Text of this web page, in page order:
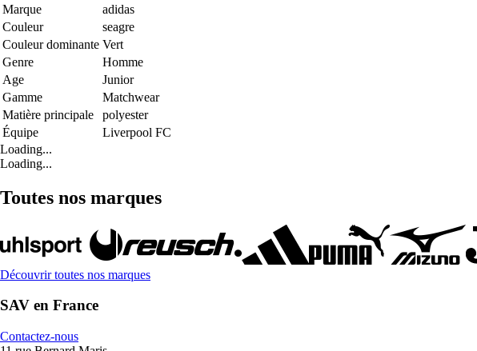
Marque
adidas
Couleur
seagre
Couleur dominante Vert
Genre
Homme
Age
Junior
Gamme
Matchwear
Matière principale
polyester
Équipe
Liverpool FC
Loading...
Loading...
Toutes nos marques
Découvrir toutes nos marques
SAV en France
Contactez-nous